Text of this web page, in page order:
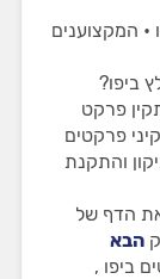
ביפו?
פרקט
שקט. באתר מופיעים 8 מתקיני פרקטים
תיקון והתקנת
הדף של
הבא
ביפו ,